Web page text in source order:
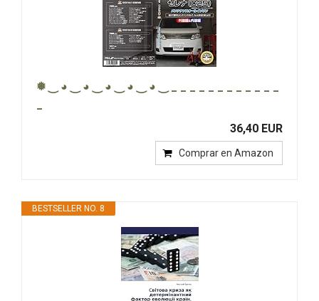
❅ ‿ ◕ ‿ ◕ ‿ ◕ ‿ ◕ ‿ ◕ ‿ _ _ _ _ _ _ _ _ _ _ _ _
36,40 EUR
Comprar en Amazon
BESTSELLER NO. 8